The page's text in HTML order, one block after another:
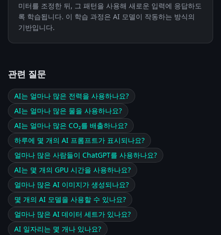
미터를 조정한 뒤, 그 패턴을 사용해 새로운 입력에 응답하도
록 학습됩니다. 이 학습 과정은 AI 모델이 작동하는 방식의
기반입니다.
관련 질문
AI는 얼마나 많은 전력을 사용하나요?
AI는 얼마나 많은 물을 사용하나요?
AI는 얼마나 많은 CO₂를 배출하나요?
하루에 몇 개의 AI 프롬프트가 표시되나요?
얼마나 많은 사람들이 ChatGPT를 사용하나요?
AI는 몇 개의 GPU 시간을 사용하나요?
얼마나 많은 AI 이미지가 생성되나요?
몇 개의 AI 모델을 사용할 수 있나요?
얼마나 많은 AI 데이터 세트가 있나요?
AI 일자리는 몇 개나 있나요?